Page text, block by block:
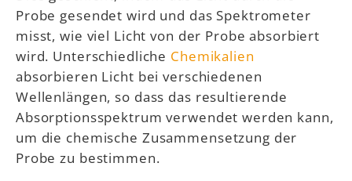
Probe gesendet wird und das Spektrometer
misst, wie viel Licht von der Probe absorbiert
wird. Unterschiedliche Chemikalien
absorbieren Licht bei verschiedenen
Wellenlängen, so dass das resultierende
Absorptionsspektrum verwendet werden kann,
um die chemische Zusammensetzung der
Probe zu bestimmen.